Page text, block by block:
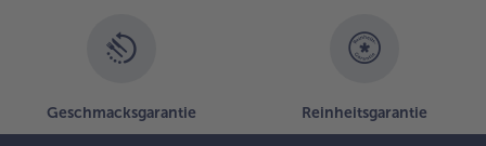
Geschmacksgarantie Reinheitsgarantie